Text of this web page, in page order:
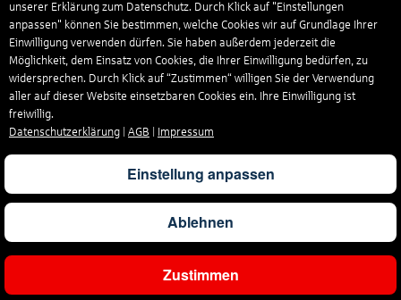
Ergebnisse filtern
unserer Erklärung zum Datenschutz. Durch Klick auf "Einstellungen
anpassen" können Sie bestimmen, welche Cookies wir auf Grundlage Ihrer
Einwilligung verwenden dürfen. Sie haben außerdem jederzeit die
Möglichkeit, dem Einsatz von Cookies, die Ihrer Einwilligung bedürfen, zu
widersprechen. Durch Klick auf “Zustimmen“ willigen Sie der Verwendung
aller auf dieser Website einsetzbaren Cookies ein. Ihre Einwilligung ist
freiwillig.
Datenschutzerklärung
AGB Impressum
Einstellung anpassen
Ablehnen
Zustimmen